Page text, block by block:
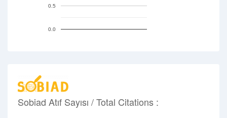
0.0
0.5
Sobiad Atıf Sayısı / Total Citations :